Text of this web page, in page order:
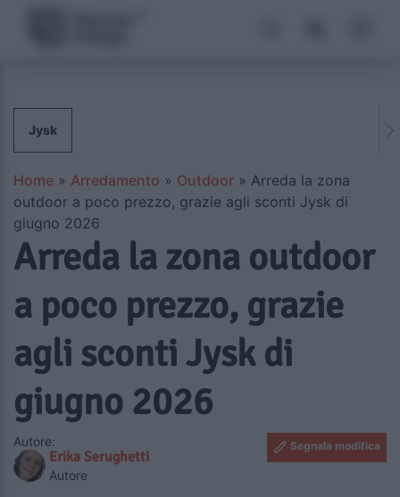
Jysk
Home » Arredamento » Outdoor » Arreda la zona
outdoor a poco prezzo, grazie agli sconti Jysk di
giugno 2026
Arreda la zona outdoor
a poco prezzo, grazie
agli sconti Jysk di
giugno 2026
Autore:
Erika Serughetti
Autore
Segnala modifica